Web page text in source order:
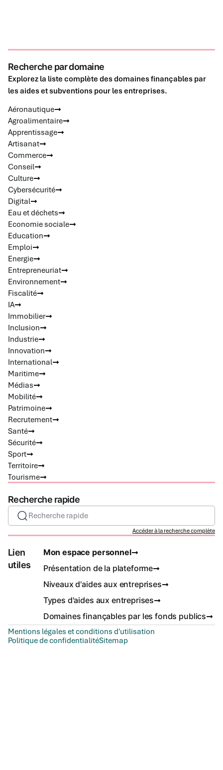
Recherche par domaine
Explorez la liste complète des domaines finançables par
les aides et subventions pour les entreprises.
Aéronautique
Agroalimentaire
Apprentissage
Artisanat
Commerce
Conseil
Culture
Cybersécurité
Digital
Eau et déchets
Economie sociale
Education
Emploi
Energie
Entrepreneuriat
Environnement
Fiscalité
IA
Immobilier
Inclusion
Industrie
Innovation
International
Maritime
Médias
Mobilité
Patrimoine
Recrutement
Santé
Sécurité
Sport
Territoire
Tourisme
Recherche rapide
Recherche rapide
Accéder à la recherche complète
Lien
utiles
Mon espace personnel
Présentation de la plateforme
Niveaux d'aides aux entreprises
Types d'aides aux entreprises
Domaines finançables par les fonds publics
Mentions légales et conditions d'utilisation
Politique de confidentialitéSitemap